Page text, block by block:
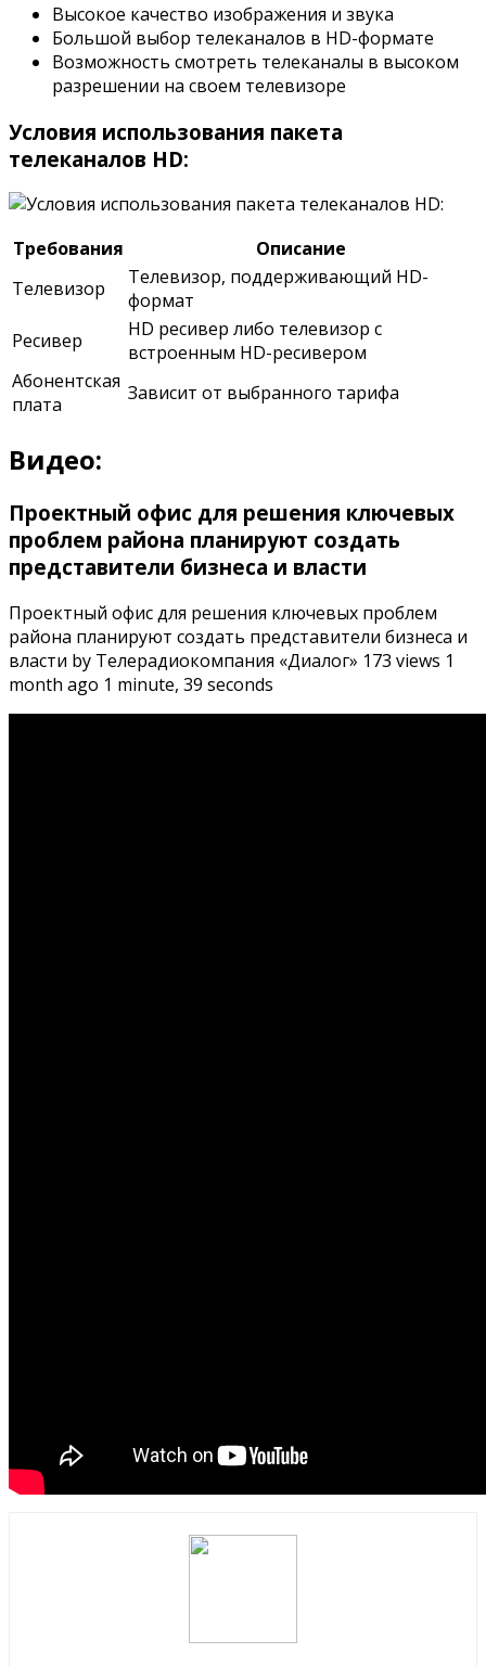
Высокое качество изображения и звука
Большой выбор телеканалов в HD-формате
Возможность смотреть телеканалы в высоком
разрешении на своем телевизоре
Условия использования пакета
телеканалов HD:
Требования
Описание
Телевизор
Телевизор, поддерживающий HD-
формат
Ресивер
HD ресивер либо телевизор с
встроенным HD-ресивером
Абонентская
плата
Зависит от выбранного тарифа
Видео:
Проектный офис для решения ключевых
проблем района планируют создать
представители бизнеса и власти
Проектный офис для решения ключевых проблем
района планируют создать представители бизнеса и
власти by Телерадиокомпания «Диалог» 173 views 1
month ago 1 minute, 39 seconds